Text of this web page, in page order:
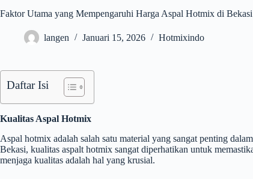
Faktor Utama yang Mempengaruhi Harga Aspal Hotmix di Bekasi
langen Januari 15, 2026 Hotmixindo
Daftar Isi
Kualitas Aspal Hotmix
Aspal hotmix adalah salah satu material yang sangat penting
Bekasi, kualitas aspalt hotmix sangat diperhatikan untuk
menjaga kualitas adalah hal yang krusial.